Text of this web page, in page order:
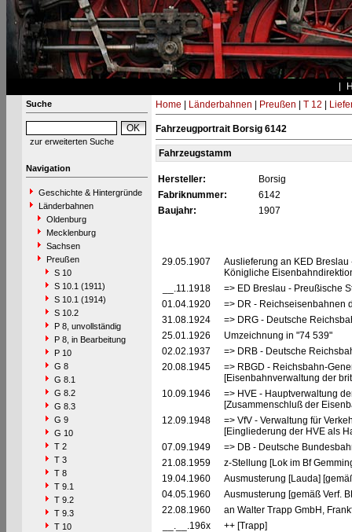
Suche
zur erweiterten Suche
Navigation
Geschichte & Hintergründe
Länderbahnen
Oldenburg
Mecklenburg
Sachsen
Preußen
S 10
S 10.1 (1911)
S 10.1 (1914)
S 10.2
P 8, unvollständig
P 8, in Bearbeitung
P 10
G 8
G 8.1
G 8.2
G 8.3
G 9
G 10
T 2
T 3
T 8
T 9.1
T 9.2
T 9.3
T 10
Home Länderbahnen Preußen T 12
Fahrzeugportrait Borsig 6142
Fahrzeugstamm
Hersteller:
Borsig
Fabriknummer:
6142
Baujahr:
1907
29.05.1907
Auslieferung an KED
Königliche
__.11.1918
=> ED Breslau - Preußische
01.04.1920
=> DR - Reichseisenbahnen
31.08.1924
=> DRG - Deutsche
25.01.1926
Umzeichnung in "74 539"
02.02.1937
=> DRB - Deutsche
20.08.1945
=> RBGD - Reichsbahn-
[Eisenbahnverwaltung der
10.09.1946
=> HVE - Hauptverwaltung
[Zusammenschluß der
12.09.1948
=> VfV - Verwaltung für
[Eingliederung der HVE als
07.09.1949
=> DB - Deutsche
21.08.1959
z-Stellung [Lok im Bf
19.04.1960
Ausmusterung [Lauda]
04.05.1960
Ausmusterung [gemäß Verf.
22.08.1960
an Walter Trapp GmbH,
__.__.196x
++ [Trapp]